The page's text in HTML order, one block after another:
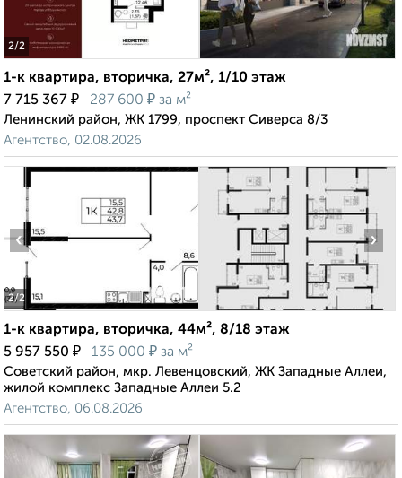
2/2
1-к квартира, вторичка, 27м², 1/10 этаж
7 715 367 ₽ 287 600 ₽ за м²
Ленинский район, ЖК 1799, проспект Сиверса 8/3
Агентство, 02.08.2026
2/2
‹ ›
1-к квартира, вторичка, 44м², 8/18 этаж
5 957 550 ₽ 135 000 ₽ за м²
Советский район, мкр. Левенцовский, ЖК Западные Аллеи,
жилой комплекс Западные Аллеи 5.2
Агентство, 06.08.2026